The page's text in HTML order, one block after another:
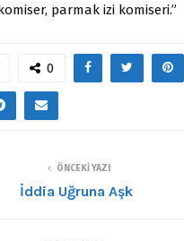
parmak izi komiseri.”
0
ÖNCEKI YAZI
İddia Uğruna Aşk